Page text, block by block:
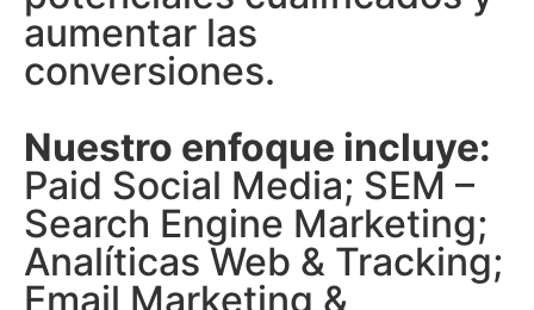
aumentar las
conversiones.
Nuestro enfoque incluye:
Paid Social Media; SEM –
Search Engine Marketing;
Analíticas Web & Tracking;
Email Marketing &